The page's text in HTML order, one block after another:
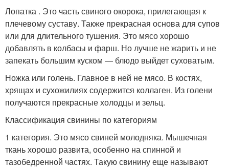
Лопатка . Это часть свиного окорока, прилегающая к
плечевому суставу. Также прекрасная основа для супов
или для длительного тушения. Это мясо хорошо
добавлять в колбасы и фарш. Но лучше не жарить и не
запекать большим куском — блюдо выйдет суховатым.
Ножка или голень. Главное в ней не мясо. В костях,
хрящах и сухожилиях содержится коллаген. Из голени
получаются прекрасные холодцы и зельц.
Классификация свинины по категориям
1 категория. Это мясо свиней молодняка. Мышечная
ткань хорошо развита, особенно на спинной и
тазобедренной частях. Такую свинину еще называют